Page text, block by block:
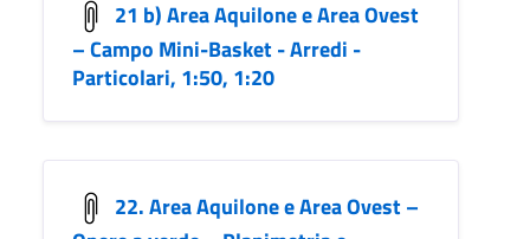
21 b) Area Aquilone e Area Ovest
– Campo Mini-Basket - Arredi -
Particolari, 1:50, 1:20
22. Area Aquilone e Area Ovest –